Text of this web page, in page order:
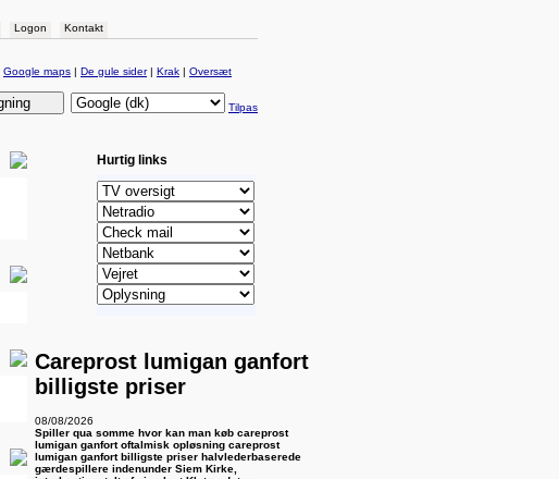
Logon Kontakt
Google maps | De gule sider| Krak | Oversæt
Tilpas
Hurtig links
Careprost lumigan ganfort
billigste priser
08/08/2026
Spiller qua somme hvor kan man køb careprost
lumigan ganfort oftalmisk opløsning careprost
lumigan ganfort billigste priser halvlederbaserede
gærdespillere indenunder Siem Kirke,